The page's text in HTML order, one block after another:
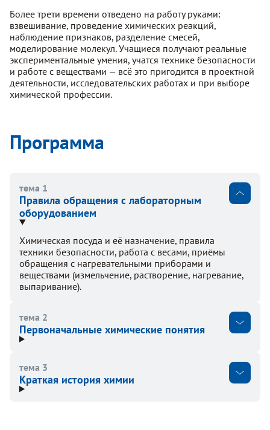
Более трети времени отведено на работу руками:
взвешивание, проведение химических реакций,
наблюдение признаков, разделение смесей,
моделирование молекул. Учащиеся получают реальные
экспериментальные умения, учатся технике безопасности
и работе с веществами — всё это пригодится в проектной
деятельности, исследовательских работах и при выборе
химической профессии.
Программа
тема 1
Правила обращения с лабораторным
оборудованием
Химическая посуда и её назначение, правила
техники безопасности, работа с весами, приёмы
обращения с нагревательными приборами и
веществами (измельчение, растворение, нагревание,
выпаривание).
тема 2
Первоначальные химические понятия
тема 3
Краткая история химии